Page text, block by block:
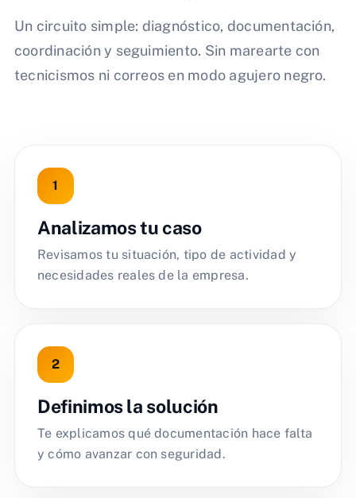
Un circuito simple: diagnóstico, documentación,
coordinación y seguimiento. Sin marearte con
tecnicismos ni correos en modo agujero negro.
Analizamos tu caso
Revisamos tu situación, tipo de actividad y
necesidades reales de la empresa.
Definimos la solución
Te explicamos qué documentación hace falta
y cómo avanzar con seguridad.